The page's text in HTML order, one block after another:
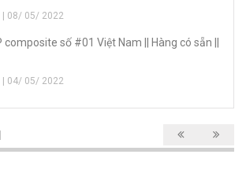
| 08/ 05/ 2022
composite số #01 Việt Nam || Hàng có sẵn ||
| 04/ 05/ 2022